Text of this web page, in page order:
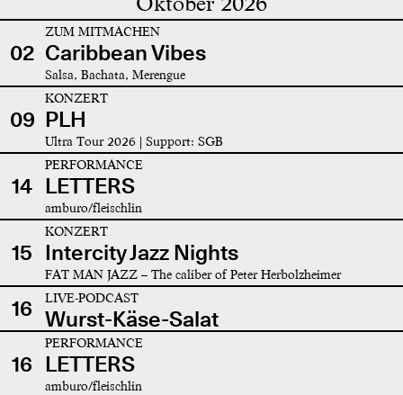
02
ZUM MITMACHEN
Caribbean Vibes
Salsa, Bachata, Merengue
09
KONZERT
PLH
Ultra Tour 2026 | Support: SGB
14
PERFORMANCE
LETTERS
amburo/fleischlin
15
KONZERT
Intercity Jazz Nights
FAT MAN JAZZ – The caliber of Peter Herbolzheimer
16 LIVE-PODCAST
Wurst-Käse-Salat
16
PERFORMANCE
LETTERS
amburo/fleischlin